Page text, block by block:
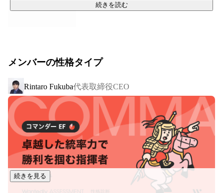
学習コンテンツの提供
③ハイレベル現役エンジニアによる学習効率やモチベーショ
ンの向上を目的とした週次面談
続きを読む
メンバーの性格タイプ
Rintaro Fukuba代表取締役CEO
続きを見る